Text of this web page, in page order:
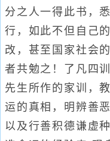
分之人一得此书，
行，如此不但自己
改，甚至国家社会
者共勉之！了凡四
先生所作的家训，
运的真相，明辨善
以及行善积德谦虚